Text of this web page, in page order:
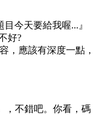
今天要給我喔...』
好?
，應該有深度一點，
，不錯吧。你看，碼